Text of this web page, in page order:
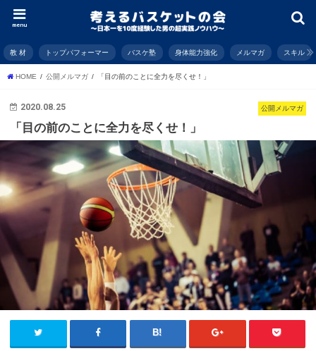
menu
教 材 トップパフォーマー バスケ塾 身体能力強化 メルマガ スキル
HOME 公開メルマガ 「目の前のことに全力を尽くせ！」
公開メルマガ
2020.08.25
「目の前のことに全力を尽くせ！」